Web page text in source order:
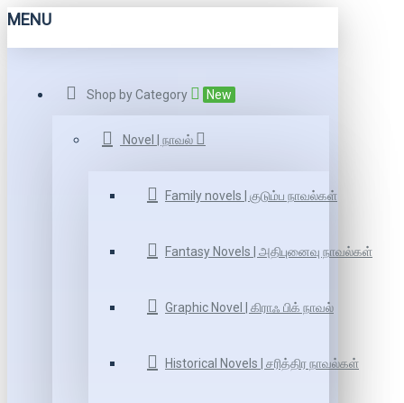
MENU
Shop by Category New
Novel | நாவல்
Family novels | குடும்ப நாவல்கள்
Fantasy Novels | அதிபுனைவு நாவல்கள்
Graphic Novel | கிராஃ பிக் நாவல்
Historical Novels | சரித்திர நாவல்கள்